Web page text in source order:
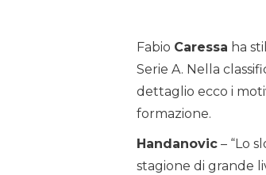
Fabio Caressa ha
Serie A. Nella
dettaglio ecco i
formazione.
Handanovic – “Lo
stagione di grande